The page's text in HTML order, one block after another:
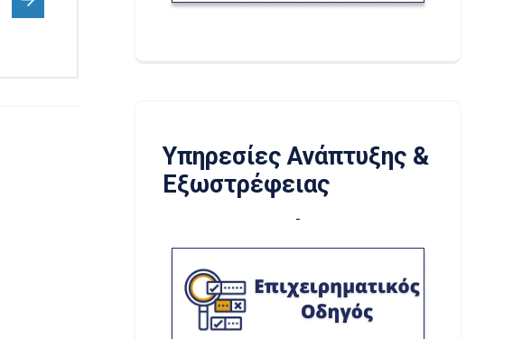
Υπηρεσίες Ανάπτυξης &
Εξωστρέφειας
-